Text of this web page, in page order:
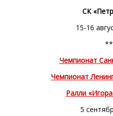
СК
15-16
Чемпионат
Чемпионат
Ралли
5